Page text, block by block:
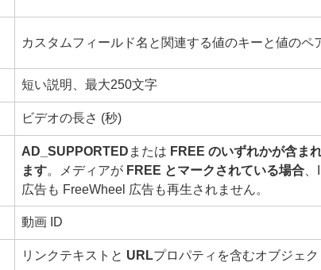
カスタムフィールド名と関連する値のキーと値のペ
短い説明、最大250文字
ビデオの長さ (秒)
AD_SUPPORTED または FREE のいずれかが含ま
ます。メディアが FREE とマークされている場合
広告も FreeWheel 広告も再生されません。
動画 ID
リンクテキストと URLプロパティを含むオブジェク